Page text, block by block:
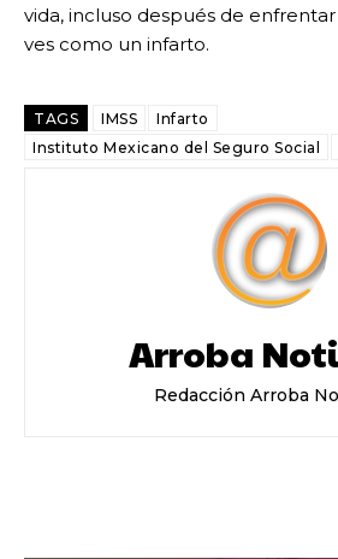
vida, incluso después de
ves como un infarto.
TAGS IMSS
Infarto
Instituto Mexicano del Seguro Social
Arroba
Redacción Arroba